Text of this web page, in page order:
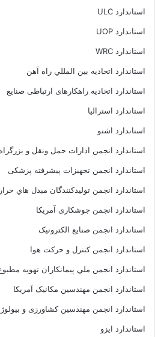
استاندارد ULC
استاندارد UOP
استاندارد WRC
استاندارد اتحاديه بين المللي راه آهن
استاندارد اتحادیه راهکارهای ارتباطی صنایع
استاندارد استرالیا
استاندارد اشتو
استاندارد انجمن ادارات حمل ونقل و
استاندارد انجمن تجهیزات پیشرفته پزشکی
استاندارد انجمن توليدکنندگان مبدل هاي
استاندارد انجمن جوشکاری آمریکا
استاندارد انجمن صنايع الکترونيک
استاندارد انجمن کنترل و حرکت هوا
استاندارد انجمن ملي پيمانکاران تهويه
استاندارد انجمن مهندسين مکانيک آمريکا
استاندارد انجمن مهندسین کشاورزی و
استاندارد ایزو